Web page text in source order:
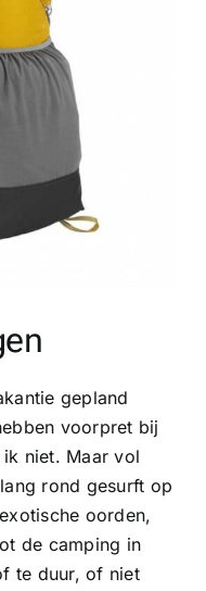
gepland
voorpret bij
niet. Maar vol
rond gesurft op
oorden,
de camping in
te duur, of niet